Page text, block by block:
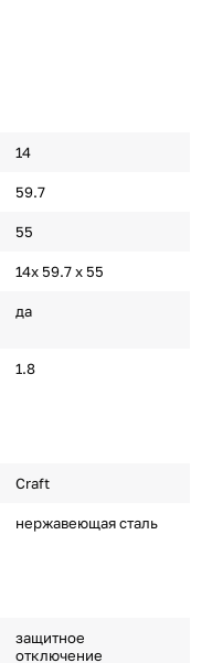
14
59.7
55
14х 59.7 х 55
да
1.8
Craft
нержавеющая сталь
защитное
отключение